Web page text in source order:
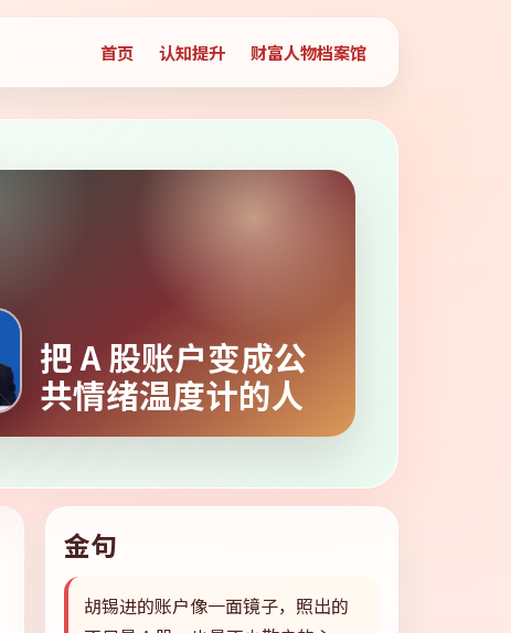
首页 认知提升 财富人物档案馆
把 A 股账户变成公
共情绪温度计的人
金句
胡锡进的账户像一面镜子，照出的